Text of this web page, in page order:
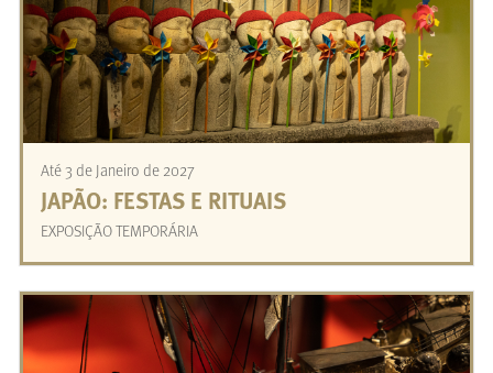
Até 3 de Janeiro de 2027
JAPÃO: FESTAS E RITUAIS
EXPOSIÇÃO TEMPORÁRIA